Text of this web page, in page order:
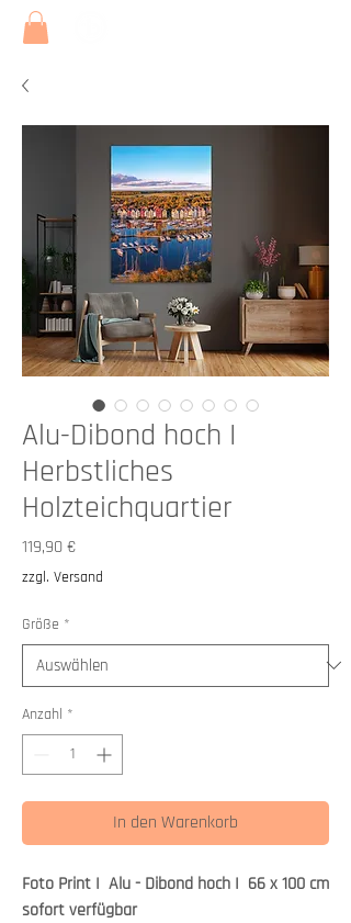
Alu-Dibond hoch I
Herbstliches
Holzteichquartier
119,90 €Preis
zzgl. Versand
Größe *
Anzahl *
In den Warenkorb
Foto Print I Alu - Dibond hoch I 66 x 100 cm
sofort verfügbar